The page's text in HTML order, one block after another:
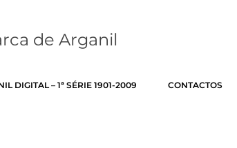
DIGITAL – 1ª SÉRIE 1901-2009 CONTACTOS